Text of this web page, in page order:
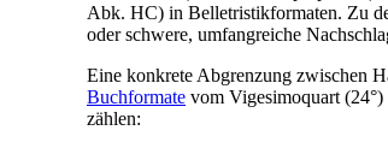
Abk. HC) in Belletristikformaten. Zu
oder schwere, umfangreiche
Eine konkrete Abgrenzung zwischen
Buchformate vom Vigesimoquart
zählen: